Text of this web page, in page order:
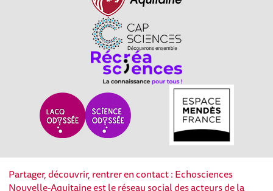
Partager, découvrir, rentrer en contact : Echosciences
Nouvelle-Aquitaine est le réseau social des acteurs de la